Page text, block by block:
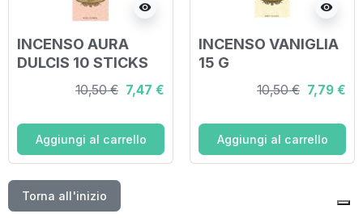
visibility
INCENSO AURA
DULCIS 10 STICKS
10,50 € 7,47 €
Aggiungi al carrello
visibility
INCENSO VANIGLIA
15 G
10,50 € 7,79 €
Aggiungi al carrello
Torna all'inizio